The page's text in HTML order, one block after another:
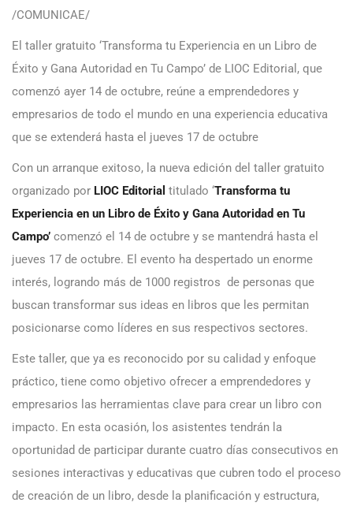
/COMUNICAE/
El taller gratuito ‘Transforma tu Experiencia en un Libro de
Éxito y Gana Autoridad en Tu Campo’ de LIOC Editorial, que
comenzó ayer 14 de octubre, reúne a emprendedores y
empresarios de todo el mundo en una experiencia educativa
que se extenderá hasta el jueves 17 de octubre
Con un arranque exitoso, la nueva edición del taller gratuito
organizado por LIOC Editorial titulado ‘Transforma tu
Experiencia en un Libro de Éxito y Gana Autoridad en Tu
Campo’ comenzó el 14 de octubre y se mantendrá hasta el
jueves 17 de octubre. El evento ha despertado un enorme
interés, logrando más de 1000 registros de personas que
buscan transformar sus ideas en libros que les permitan
posicionarse como líderes en sus respectivos sectores.
Este taller, que ya es reconocido por su calidad y enfoque
práctico, tiene como objetivo ofrecer a emprendedores y
empresarios las herramientas clave para crear un libro con
impacto. En esta ocasión, los asistentes tendrán la
oportunidad de participar durante cuatro días consecutivos en
sesiones interactivas y educativas que cubren todo el proceso
de creación de un libro, desde la planificación y estructura,